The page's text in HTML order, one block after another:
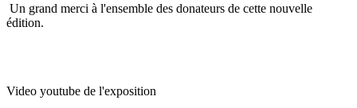
Un grand merci à l'ensemble des donateurs de cette nouvelle
édition.
Video youtube de l'exposition